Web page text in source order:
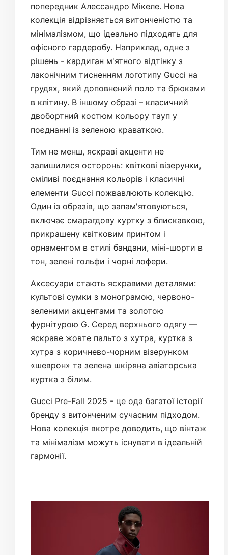
попередник Алессандро Мікеле. Нова
колекція відрізняється витонченістю та
мінімалізмом, що ідеально підходять для
офісного гардеробу. Наприклад, одне з
рішень - кардиган м'ятного відтінку з
лаконічним тисненням логотипу Gucci на
грудях, який доповнений поло та брюками
в клітину. В іншому образі – класичний
двобортний костюм кольору тауп у
поєднанні із зеленою краваткою.
Тим не менш, яскраві акценти не
залишилися осторонь: квіткові візерунки,
сміливі поєднання кольорів і класичні
елементи Gucci пожвавлюють колекцію.
Один із образів, що запам'ятовуються,
включає смарагдову куртку з блискавкою,
прикрашену квітковим принтом і
орнаментом в стилі бандани, міні-шорти в
тон, зелені гольфи і чорні лофери.
Аксесуари стають яскравими деталями:
культові сумки з монограмою, червоно-
зеленими акцентами та золотою
фурнітурою G. Серед верхнього одягу —
яскраве жовте пальто з хутра, куртка з
хутра з коричнево-чорним візерунком
«шеврон» та зелена шкіряна авіаторська
куртка з білим.
Gucci Pre-Fall 2025 - це ода багатої історії
бренду з витонченим сучасним підходом.
Нова колекція вкотре доводить, що вінтаж
та мінімалізм можуть існувати в ідеальній
гармонії.